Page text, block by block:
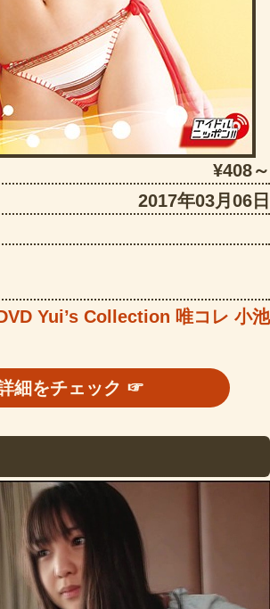
¥408～
2017年03月06日
Yui’s Collection 唯コレ 小池
細をチェック ☞